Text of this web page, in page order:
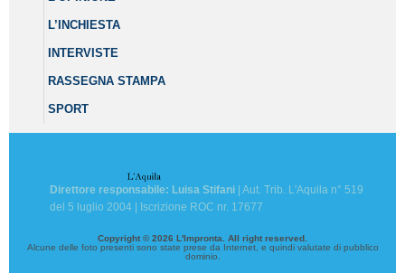
L’INCHIESTA
INTERVISTE
RASSEGNA STAMPA
SPORT
Direttore responsabile: Luisa Stifani | Aut. Trib. L'Aquila n° 519
del 5 luglio 2004 | Iscrizione ROC nr. 17677
Copyright © 2026 L'Impronta. All right reserved.
Alcune delle foto presenti sono state prese da Internet, e quindi valutate di pubblico
dominio.